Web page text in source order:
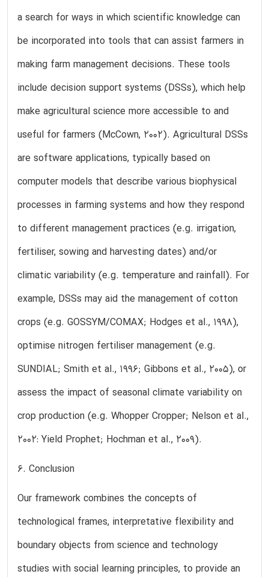
a search for ways in which scientific knowledge can
be incorporated into tools that can assist farmers in
making farm management decisions. These tools
include decision support systems (DSSs), which help
make agricultural science more accessible to and
useful for farmers (McCown, 2002). Agricultural DSSs
are software applications, typically based on
computer models that describe various biophysical
processes in farming systems and how they respond
to different management practices (e.g. irrigation,
fertiliser, sowing and harvesting dates) and/or
climatic variability (e.g. temperature and rainfall). For
example, DSSs may aid the management of cotton
crops (e.g. GOSSYM/COMAX; Hodges et al., 1998),
optimise nitrogen fertiliser management (e.g.
SUNDIAL; Smith et al., 1996; Gibbons et al., 2005), or
assess the impact of seasonal climate variability on
crop production (e.g. Whopper Cropper; Nelson et al.,
2002: Yield Prophet; Hochman et al., 2009).
6. Conclusion
Our framework combines the concepts of
technological frames, interpretative flexibility and
boundary objects from science and technology
studies with social learning principles, to provide an